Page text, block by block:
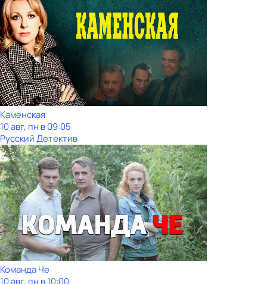
Каменская
10 авг, пн в 09:05
Русский Детектив
Команда Че
10 авг, пн в 10:00